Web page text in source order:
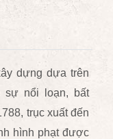
dựng dựa trên
sự nổi loạn, bất
trục xuất đến
hình phạt được